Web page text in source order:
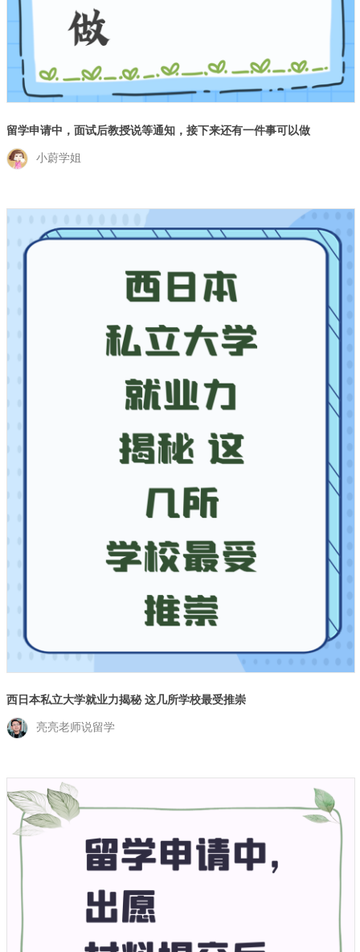
留学申请中，面试后教授说等通知，接下来还有一件事可以做
小蔚学姐
西日本私立大学就业力揭秘 这几所学校最受推崇
亮亮老师说留学